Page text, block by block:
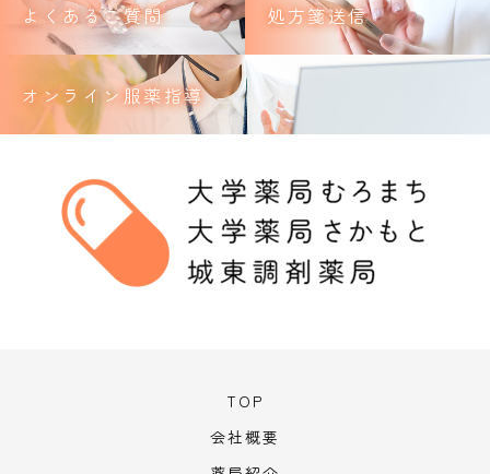
よくあるご質問 処方箋送信
オンライン服薬指導
TOP
会社概要